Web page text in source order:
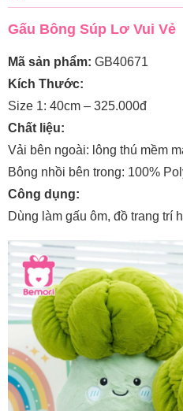
Gấu Bông Súp Lơ Vui Vẻ
Mã sản phẩm: GB40671
Kích Thước:
Size 1: 40cm – 325.000đ
Chất liệu:
Vải bên ngoài: lông thú mềm
Bông nhồi bên trong: 100%
Công dụng:
Dùng làm gấu ôm, đồ trang trí